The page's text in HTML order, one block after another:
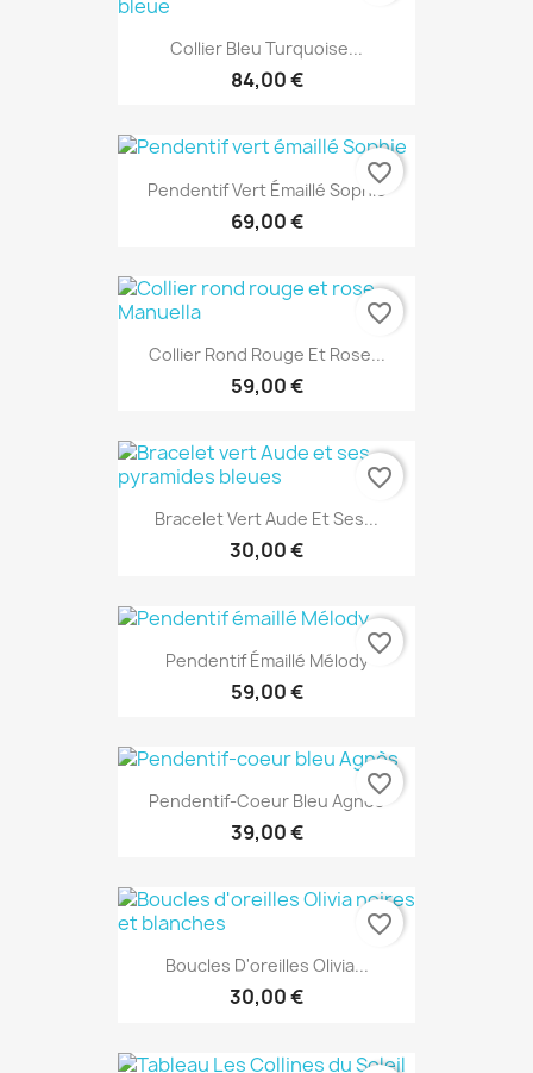
Collier Bleu Turquoise...
84,00 €
Pendentif Vert Émaillé Sophie
69,00 €
favorite_border
Collier Rond Rouge Et Rose...
59,00 €
favorite_border
Bracelet Vert Aude Et Ses...
30,00 €
favorite_border
Pendentif Émaillé Mélody
59,00 €
favorite_border
Pendentif-Coeur Bleu Agnès
39,00 €
favorite_border
Boucles D'oreilles Olivia...
30,00 €
favorite_border